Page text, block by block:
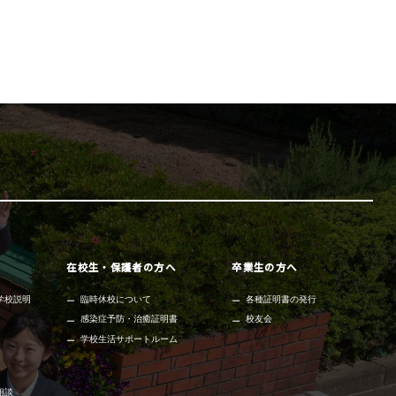
校説明
談
在校生・保護者の方へ
臨時休校について
感染症予防・治癒証明書
学校生活サポートルーム
卒業生の方へ
各種証明書の発行
校友会